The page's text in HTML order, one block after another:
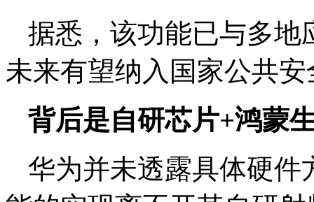
据悉，该功能已与多地
未来有望纳入国家公共
背后是自研芯片+鸿蒙
华为并未透露具体硬件